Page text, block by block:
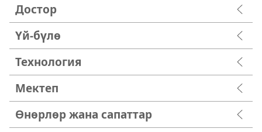
Достор
Үй-бүлө
Технология
Мектеп
Өнөрлөр жана сапаттар